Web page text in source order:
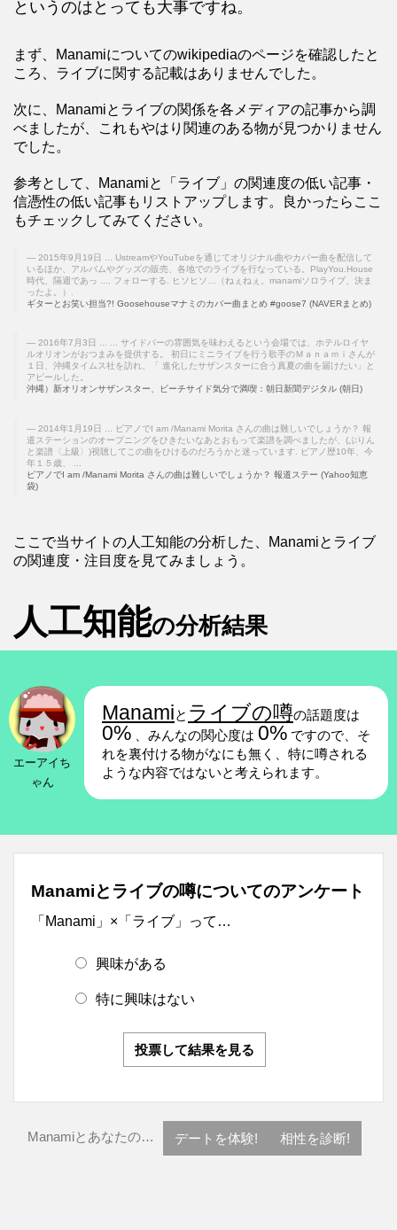
というのはとっても大事ですね。
まず、Manamiについてのwikipediaのページを確認したと
ころ、ライブに関する記載はありませんでした。
次に、Manamiとライブの関係を各メディアの記事から調
べましたが、これもやはり関連のある物が見つかりません
でした。
参考として、Manamiと「ライブ」の関連度の低い記事・
信憑性の低い記事もリストアップします。良かったらここ
もチェックしてみてください。
2015年9月19日 ... UstreamやYouTubeを通じてオリジナル曲やカバー曲を配信して
いるほか、アルバムやグッズの販売、各地でのライブを行なっている。PlayYou.House
時代、隔週であっ .... フォローする. ヒソヒソ…（ねぇねぇ。manamiソロライブ、決ま
ったよ。）.
ギターとお笑い担当?! Goosehouseマナミのカバー曲まとめ #goose7 (NAVERまとめ)
2016年7月3日 ... ... サイドバーの雰囲気を味わえるという会場では、ホテルロイヤ
ルオリオンがおつまみを提供する。 初日にミニライブを行う歌手のＭａｎａｍｉさんが
１日、沖縄タイムス社を訪れ、「 進化したサザンスターに合う真夏の曲を届けたい」と
アピールした。
沖縄）新オリオンサザンスター、ビーチサイド気分で満喫：朝日新聞デジタル (朝日)
2014年1月19日 ... ピアノでI am /Manami Morita さんの曲は難しいでしょうか？ 報
道ステーションのオープニングをひきたいなあとおもって楽譜を調べましたが、(ぷりん
と楽譜〈上級〉)視聴してこの曲をひけるのだろうかと迷っています. ピアノ歴10年、今
年１５歳、 ...
ピアノでI am /Manami Morita さんの曲は難しいでしょうか？ 報道ステー (Yahoo知恵
袋)
ここで当サイトの人工知能の分析した、Manamiとライブ
の関連度・注目度を見てみましょう。
人工知能の分析結果
エーアイち
ゃん
Manamiと ライブの噂の話題度は
0% 、みんなの関心度は 0% ですので、そ
れを裏付ける物がなにも無く、特に噂される
ような内容ではないと考えられます。
Manamiとライブの噂についてのアンケート
「Manami」×「ライブ」って…
興味がある
特に興味はない
投票して結果を見る
Manamiとあなたの… デートを体験! 相性を診断!